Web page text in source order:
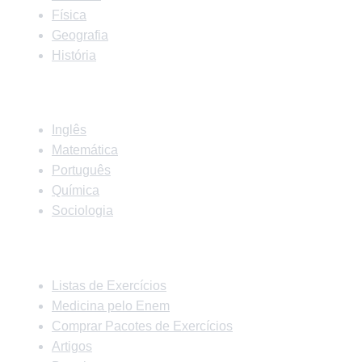
Física
Geografia
História
Inglês
Matemática
Português
Química
Sociologia
Listas de Exercícios
Medicina pelo Enem
Comprar Pacotes de Exercícios
Artigos